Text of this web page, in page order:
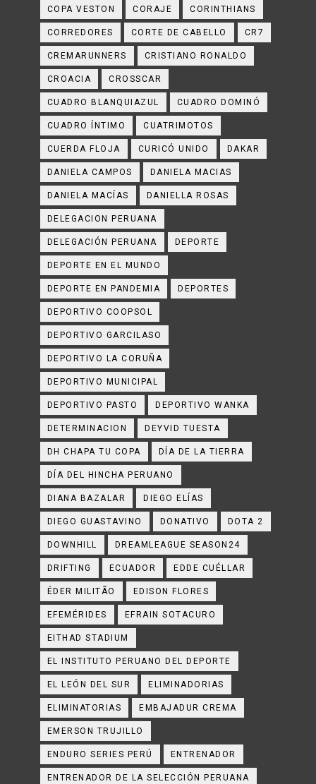
COPA VESTON CORAJE CORINTHIANS
CORREDORES CORTE DE CABELLO CR7
CREMARUNNERS CRISTIANO RONALDO
CROACIA CROSSCAR
CUADRO BLANQUIAZUL CUADRO DOMINÓ
CUADRO ÍNTIMO CUATRIMOTOS
CUERDA FLOJA CURICÓ UNIDO DAKAR
DANIELA CAMPOS DANIELA MACIAS
DANIELA MACÍAS DANIELLA ROSAS
DELEGACION PERUANA
DELEGACIÓN PERUANA DEPORTE
DEPORTE EN EL MUNDO
DEPORTE EN PANDEMIA DEPORTES
DEPORTIVO COOPSOL
DEPORTIVO GARCILASO
DEPORTIVO LA CORUÑA
DEPORTIVO MUNICIPAL
DEPORTIVO PASTO DEPORTIVO WANKA
DETERMINACION DEYVID TUESTA
DH CHAPA TU COPA DÍA DE LA TIERRA
DÍA DEL HINCHA PERUANO
DIANA BAZALAR DIEGO ELÍAS
DIEGO GUASTAVINO DONATIVO DOTA 2
DOWNHILL DREAMLEAGUE SEASON24
DRIFTING ECUADOR EDDE CUÉLLAR
ÉDER MILITÃO EDISON FLORES
EFEMÉRIDES EFRAIN SOTACURO
EITHAD STADIUM
EL INSTITUTO PERUANO DEL DEPORTE
EL LEÓN DEL SUR ELIMINADORIAS
ELIMINATORIAS EMBAJADUR CREMA
EMERSON TRUJILLO
ENDURO SERIES PERÚ ENTRENADOR
ENTRENADOR DE LA SELECCIÓN PERUANA